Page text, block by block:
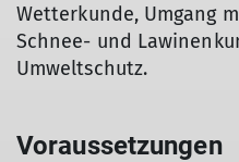
Wetterkunde, Umgang
Schnee- und
Umweltschutz.
Voraussetzungen